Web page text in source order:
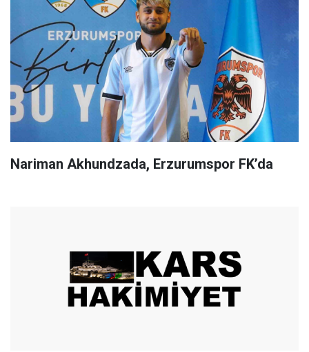
Nariman Akhundzada, Erzurumspor FK’da